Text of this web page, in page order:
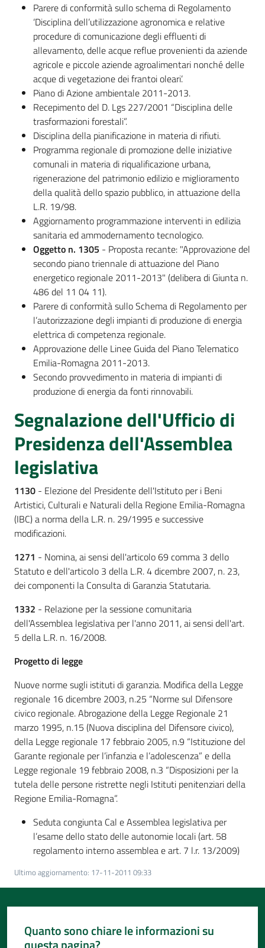
Parere di conformità sullo schema di Regolamento
‘Disciplina dell’utilizzazione agronomica e relative
procedure di comunicazione degli effluenti di
allevamento, delle acque reflue provenienti da aziende
agricole e piccole aziende agroalimentari nonché delle
acque di vegetazione dei frantoi oleari’.
Piano di Azione ambientale 2011-2013.
Recepimento del D. Lgs 227/2001 “Disciplina delle
trasformazioni forestali”.
Disciplina della pianificazione in materia di rifiuti.
Programma regionale di promozione delle iniziative
comunali in materia di riqualificazione urbana,
rigenerazione del patrimonio edilizio e miglioramento
della qualità dello spazio pubblico, in attuazione della
L.R. 19/98.
Aggiornamento programmazione interventi in edilizia
sanitaria ed ammodernamento tecnologico.
Oggetto n. 1305 - Proposta recante: "Approvazione del
secondo piano triennale di attuazione del Piano
energetico regionale 2011-2013" (delibera di Giunta n.
486 del 11 04 11).
Parere di conformità sullo Schema di Regolamento per
l’autorizzazione degli impianti di produzione di energia
elettrica di competenza regionale.
Approvazione delle Linee Guida del Piano Telematico
Emilia-Romagna 2011-2013.
Secondo provvedimento in materia di impianti di
produzione di energia da fonti rinnovabili.
Segnalazione dell'Ufficio di
Presidenza dell'Assemblea
legislativa
1130 - Elezione del Presidente dell'Istituto per i Beni
Artistici, Culturali e Naturali della Regione Emilia-Romagna
(IBC) a norma della L.R. n. 29/1995 e successive
modificazioni.
1271 - Nomina, ai sensi dell'articolo 69 comma 3 dello
Statuto e dell'articolo 3 della L.R. 4 dicembre 2007, n. 23,
dei componenti la Consulta di Garanzia Statutaria.
1332 - Relazione per la sessione comunitaria
dell'Assemblea legislativa per l'anno 2011, ai sensi dell'art.
5 della L.R. n. 16/2008.
Progetto di legge
Nuove norme sugli istituti di garanzia. Modifica della Legge
regionale 16 dicembre 2003, n.25 “Norme sul Difensore
civico regionale. Abrogazione della Legge Regionale 21
marzo 1995, n.15 (Nuova disciplina del Difensore civico),
della Legge regionale 17 febbraio 2005, n.9 “Istituzione del
Garante regionale per l’infanzia e l’adolescenza” e della
Legge regionale 19 febbraio 2008, n.3 “Disposizioni per la
tutela delle persone ristrette negli Istituti penitenziari della
Regione Emilia-Romagna”.
Seduta congiunta Cal e Assemblea legislativa per
l’esame dello stato delle autonomie locali (art. 58
regolamento interno assemblea e art. 7 l.r. 13/2009)
Ultimo aggiornamento: 17-11-2011 09:33
Quanto sono chiare le informazioni su